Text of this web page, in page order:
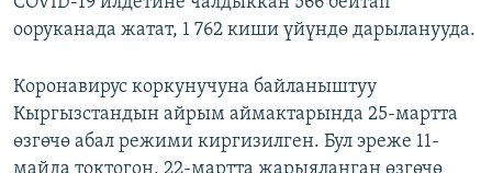
ооруканада жатат, 1 762 киши үйүндө дарыланууда.
Коронавирус коркунучуна байланыштуу
Кыргызстандын айрым аймактарында 25-мартта
өзгөчө абал режими киргизилген. Бул эреже 11-